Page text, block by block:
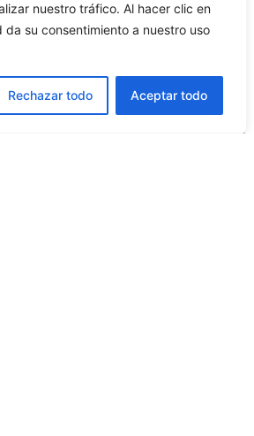
nuestro tráfico. Al hacer clic en
da su consentimiento a nuestro uso
Rechazar todo Aceptar todo